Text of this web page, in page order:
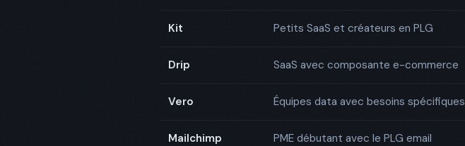
Kit Petits SaaS et créateurs en PLG
Drip SaaS avec composante e-commerce
Vero Équipes data avec besoins spécifiques
Mailchimp PME débutant avec le PLG email